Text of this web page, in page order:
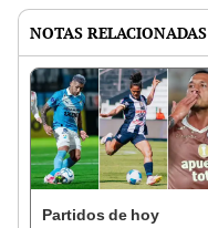
NOTAS RELACIONADAS
Partidos de hoy